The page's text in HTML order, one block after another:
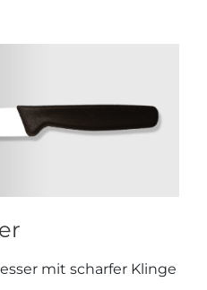
mit scharfer Klinge